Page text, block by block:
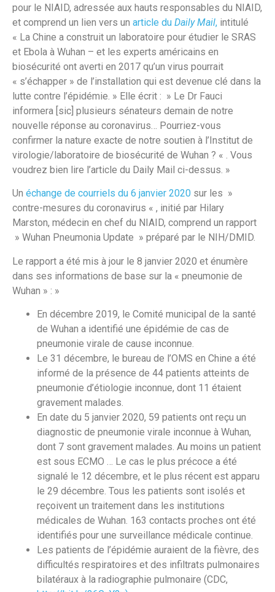
pour le NIAID, adressée aux hauts responsables du NIAID,
et comprend un lien vers un article du Daily Mail, intitulé
« La Chine a construit un laboratoire pour étudier le SRAS
et Ebola à Wuhan – et les experts américains en
biosécurité ont averti en 2017 qu’un virus pourrait
« s’échapper » de l’installation qui est devenue clé dans la
lutte contre l’épidémie. » Elle écrit : » Le Dr Fauci
informera [sic] plusieurs sénateurs demain de notre
nouvelle réponse au coronavirus… Pourriez-vous
confirmer la nature exacte de notre soutien à l’Institut de
virologie/laboratoire de biosécurité de Wuhan ? « . Vous
voudrez bien lire l’article du Daily Mail ci-dessus. »
Un échange de courriels du 6 janvier 2020 sur les »
contre-mesures du coronavirus « , initié par Hilary
Marston, médecin en chef du NIAID, comprend un rapport
» Wuhan Pneumonia Update » préparé par le NIH/DMID.
Le rapport a été mis à jour le 8 janvier 2020 et énumère
dans ses informations de base sur la « pneumonie de
Wuhan » : »
En décembre 2019, le Comité municipal de la santé
de Wuhan a identifié une épidémie de cas de
pneumonie virale de cause inconnue.
Le 31 décembre, le bureau de l’OMS en Chine a été
informé de la présence de 44 patients atteints de
pneumonie d’étiologie inconnue, dont 11 étaient
gravement malades.
En date du 5 janvier 2020, 59 patients ont reçu un
diagnostic de pneumonie virale inconnue à Wuhan,
dont 7 sont gravement malades. Au moins un patient
est sous ECMO … Le cas le plus précoce a été
signalé le 12 décembre, et le plus récent est apparu
le 29 décembre. Tous les patients sont isolés et
reçoivent un traitement dans les institutions
médicales de Wuhan. 163 contacts proches ont été
identifiés pour une surveillance médicale continue.
Les patients de l’épidémie auraient de la fièvre, des
difficultés respiratoires et des infiltrats pulmonaires
bilatéraux à la radiographie pulmonaire (CDC,